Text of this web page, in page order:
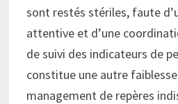
sont restés stériles, faute
attentive et d’une
de suivi des indicateurs de
constitue une autre
management de repères